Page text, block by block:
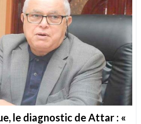
le diagnostic de Attar : «